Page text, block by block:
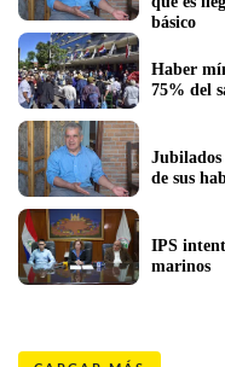
Haber
75% del
IPS
marinos